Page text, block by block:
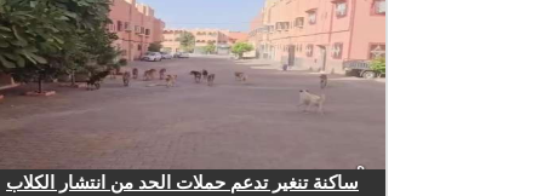
ساكنة تنغير تدعم حملات الحد من انتشار الكلاب